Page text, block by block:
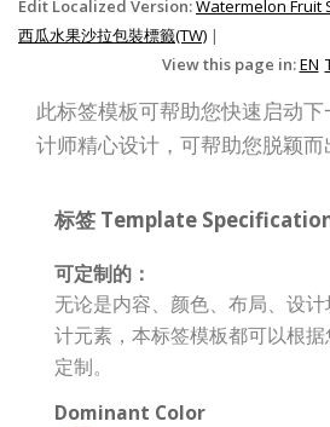
Edit Localized Version:Watermelon Fruit
西瓜水果沙拉包裝標籤(TW) |
View this page in:EN
此标签模板可帮助您快速启动
计师精心设计，可帮助您脱颖而
标签 Template
可定制的：
无论是内容、颜色、布局、设
计元素，本标签模板都可以根
定制。
Dominant Color